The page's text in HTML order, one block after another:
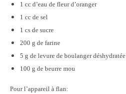
1 cc d’eau de fleur d’oranger
1 cc de sel
1 cs de sucre
200 g de farine
5 g de levure de boulanger déshydratée
100 g de beurre mou
Pour l’appareil à flan: